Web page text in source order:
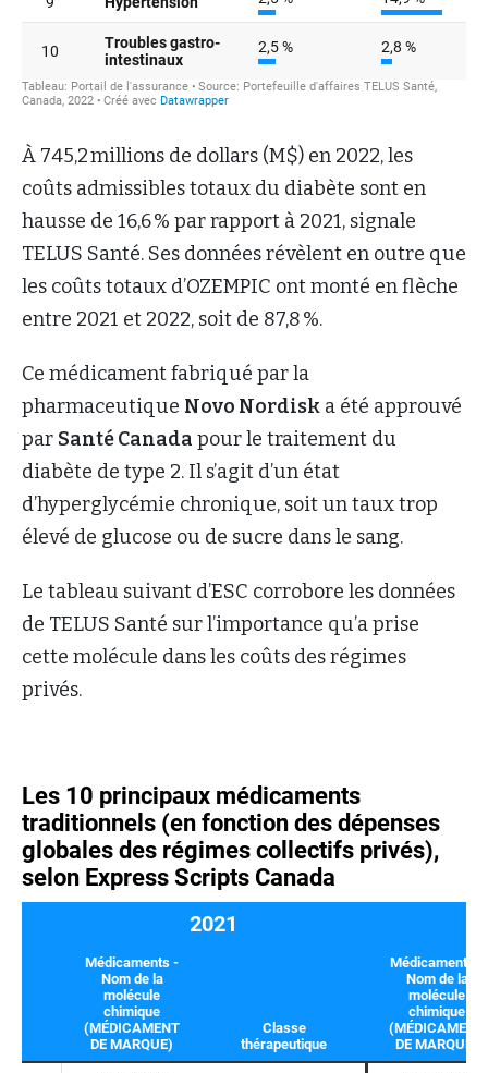
À 745,2 millions de dollars (M$) en 2022, les
coûts admissibles totaux du diabète sont en
hausse de 16,6 % par rapport à 2021, signale
TELUS Santé. Ses données révèlent en outre que
les coûts totaux d’OZEMPIC ont monté en flèche
entre 2021 et 2022, soit de 87,8 %.
Ce médicament fabriqué par la
pharmaceutique Novo Nordisk a été approuvé
par Santé Canada pour le traitement du
diabète de type 2. Il s’agit d’un état
d’hyperglycémie chronique, soit un taux trop
élevé de glucose ou de sucre dans le sang.
Le tableau suivant d’ESC corrobore les données
de TELUS Santé sur l’importance qu’a prise
cette molécule dans les coûts des régimes
privés.